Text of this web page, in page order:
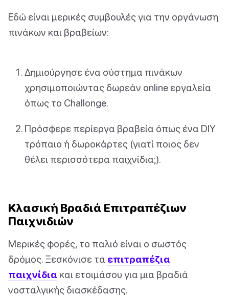
Εδώ είναι μερικές συμβουλές για την οργάνωση
πινάκων και βραβείων:
Δημιούργησε ένα σύστημα πινάκων
χρησιμοποιώντας δωρεάν online εργαλεία
όπως το Challonge.
Πρόσφερε περίεργα βραβεία όπως ένα DIY
τρόπαιο ή δωροκάρτες (γιατί ποιος δεν
θέλει περισσότερα παιχνίδια;).
Κλασική Βραδιά Επιτραπέζιων
Παιχνιδιών
Μερικές φορές, το παλιό είναι ο σωστός
δρόμος. Ξεσκόνισε τα επιτραπέζια
παιχνίδια και ετοιμάσου για μια βραδιά
νοσταλγικής διασκέδασης.